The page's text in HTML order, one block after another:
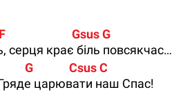
Gsus G
серця крає біль повсякчас…
G             Csus C
Гряде царювати наш Спас!